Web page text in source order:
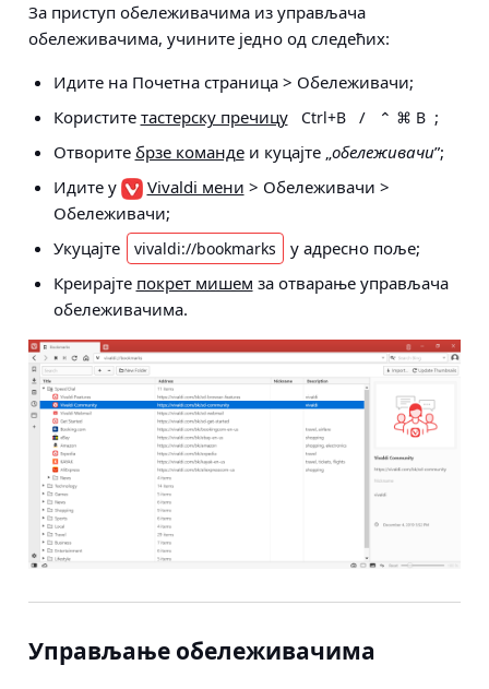
За приступ обележивачима из управљача
обележивачима, учините једно од следећих:
Идите на Почетна страница > Обележивачи;
Користите тастерску пречицу Ctrl+B / ⌃ ⌘ B ;
Отворите брзе командеи куцајте „обележивачи”;
Идите у
Vivaldi мени > Обележивачи >
Обележивачи;
Укуцајте
vivaldi://bookmarks
у адресно поље;
Креирајте покрет мишем за отварање управљача
обележивачима.
Управљање обележивачима